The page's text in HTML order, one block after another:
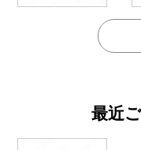
最近